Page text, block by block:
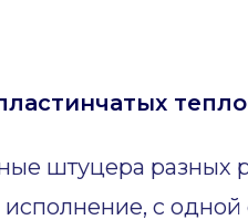
штуцера разных
с